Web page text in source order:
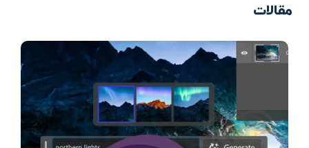
مقالات